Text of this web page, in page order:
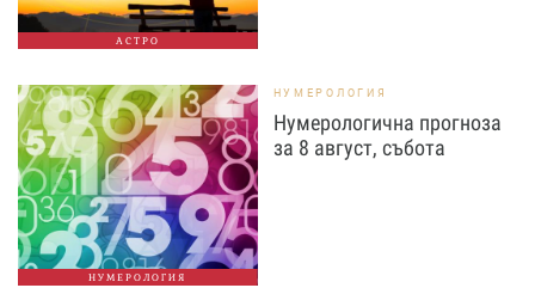
АСТРО
НУМЕРОЛОГИЯ
НУМЕРОЛОГИЯ
Нумерологична прогноза
за 8 август, събота